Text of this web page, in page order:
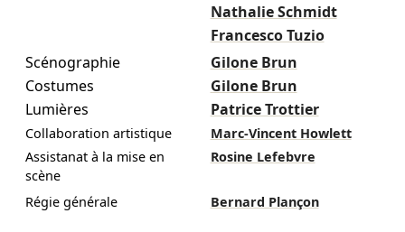
Nathalie Schmidt
Francesco Tuzio
Scénographie
Gilone Brun
Costumes
Gilone Brun
Lumières
Patrice Trottier
Collaboration artistique
Marc-Vincent Howlett
Assistanat à la mise en
scène
Rosine Lefebvre
Régie générale Bernard Plançon